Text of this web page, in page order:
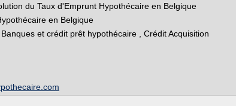
du Taux d'Emprunt Hypothécaire en Belgique
en Belgique
et crédit prêt hypothécaire , Crédit Acquisition